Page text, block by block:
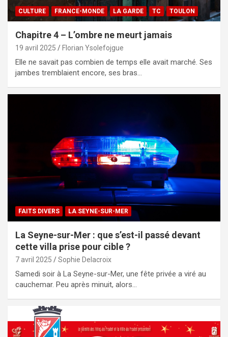
CULTURE FRANCE-MONDE LA GARDE TC TOULON
Chapitre 4 – L’ombre ne meurt jamais
19 avril 2025 Florian Ysolefojgue
Elle ne savait pas combien de temps elle avait marché. Ses
jambes tremblaient encore, ses bras…
FAITS DIVERS LA SEYNE-SUR-MER
La Seyne-sur-Mer : que s’est-il passé devant
cette villa prise pour cible ?
7 avril 2025 Sophie Delacroix
Samedi soir à La Seyne-sur-Mer, une fête privée a viré au
cauchemar. Peu après minuit, alors…